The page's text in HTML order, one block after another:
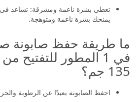
تعطي بشرة ناعمة ومشرقة: تساعد في
يمنحك بشرة ناعمة ومتوهجة.
في 1 المطور للتفتيح
135 جم؟
احفظ الصابونة بعيدًا عن الرطوبة